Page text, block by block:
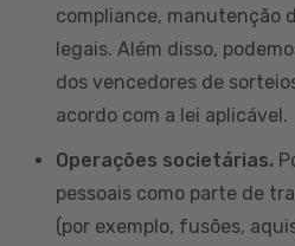
compliance, manutenção
legais. Além disso,
dos vencedores de
acordo com a lei aplicável.
Operações societárias.
pessoais como parte de
(por exemplo, fusões,